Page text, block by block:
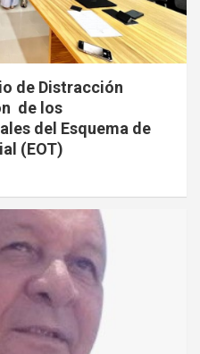
de Distracción
de los
del Esquema de
(EOT)